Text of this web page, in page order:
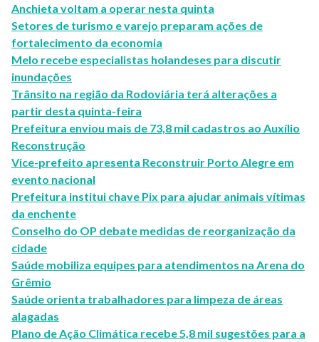
Anchieta voltam a operar nesta quinta
Setores de turismo e varejo preparam ações de
fortalecimento da economia
Melo recebe especialistas holandeses para discutir
inundações
Trânsito na região da Rodoviária terá alterações a
partir desta quinta-feira
Prefeitura enviou mais de 73,8 mil cadastros ao Auxílio
Reconstrução
Vice-prefeito apresenta Reconstruir Porto Alegre em
evento nacional
Prefeitura institui chave Pix para ajudar animais vítimas
da enchente
Conselho do OP debate medidas de reorganização da
cidade
Saúde mobiliza equipes para atendimentos na Arena do
Grêmio
Saúde orienta trabalhadores para limpeza de áreas
alagadas
Plano de Ação Climática recebe 5,8 mil sugestões para a